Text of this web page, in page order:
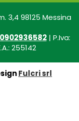
3,4 98125 Messina
| P.Iva:
255142
Fulcri srl